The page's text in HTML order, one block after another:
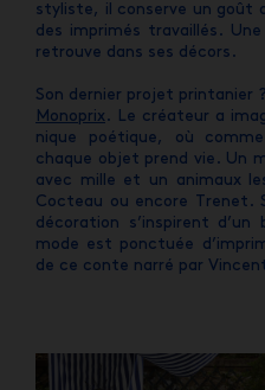
styliste, il conserve un goût
des imprimés travaillés.
retrouve dans ses décors.
Son dernier projet printanier
Monoprix . Le créateur a
nique poétique, où
chaque objet prend vie. Un
avec mille et un animaux
Cocteau ou encore Trenet.
décoration s’inspirent
mode est ponctuée
de ce conte narré par